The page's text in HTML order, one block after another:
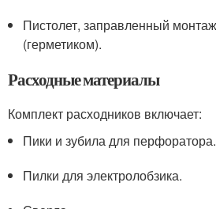
Пистолет, заправленный
(герметиком).
Расходные материалы
Комплект расходников включает:
Пики и зубила для перфоратора.
Пилки для электролобзика.